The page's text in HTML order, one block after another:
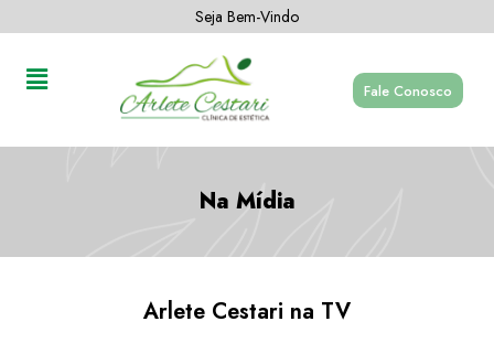
Seja Bem-Vindo
Fale Conosco
Na Mídia
Arlete Cestari na TV